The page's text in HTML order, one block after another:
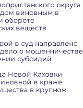
округа
виновным в
обороте
веществ
в суд направлено
о мошенничестве
субсидий
Новой Каховки
в краже
в крупном